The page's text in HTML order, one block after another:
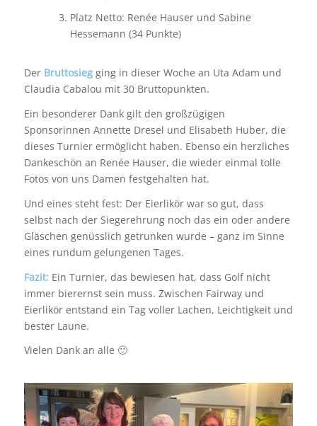
Platz Netto: Renée Hauser und Sabine
Hessemann (34 Punkte)
Der Bruttosiegging in dieser Woche an Uta Adam und
Claudia Cabalou mit 30 Bruttopunkten.
Ein besonderer Dank gilt den großzügigen
Sponsorinnen Annette Dresel und Elisabeth Huber, die
dieses Turnier ermöglicht haben. Ebenso ein herzliches
Dankeschön an Renée Hauser, die wieder einmal tolle
Fotos von uns Damen festgehalten hat.
Und eines steht fest: Der Eierlikör war so gut, dass
selbst nach der Siegerehrung noch das ein oder andere
Gläschen genüsslich getrunken wurde – ganz im Sinne
eines rundum gelungenen Tages.
Fazit: Ein Turnier, das bewiesen hat, dass Golf nicht
immer bierernst sein muss. Zwischen Fairway und
Eierlikör entstand ein Tag voller Lachen, Leichtigkeit und
bester Laune.
Vielen Dank an alle 🙂